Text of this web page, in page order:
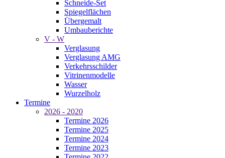
Schneide-Set
Spiegelflächen
Übergemalt
Umbauberichte
V - W
Verglasung
Verglasung AMG
Verkehrsschilder
Vitrinenmodelle
Wasser
Wurzelholz
Termine
2026 - 2020
Termine 2026
Termine 2025
Termine 2024
Termine 2023